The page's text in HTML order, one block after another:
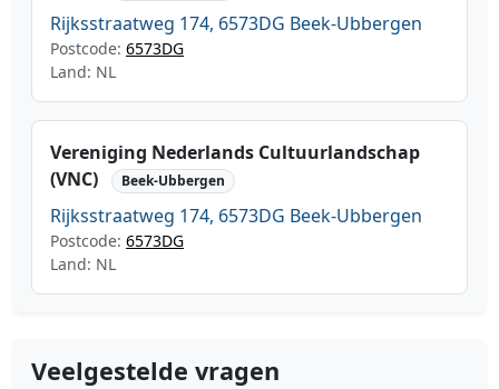
Rijksstraatweg 174, 6573DG Beek-Ubbergen
Postcode: 6573DG
Land: NL
Vereniging Nederlands Cultuurlandschap
(VNC)
Beek-Ubbergen
Rijksstraatweg 174, 6573DG Beek-Ubbergen
Postcode: 6573DG
Land: NL
Veelgestelde vragen